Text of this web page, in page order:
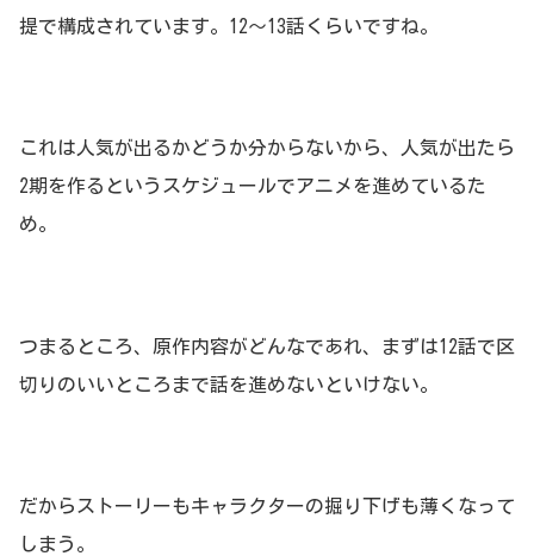
提で構成されています。12～13話くらいですね。
これは人気が出るかどうか分からないから、人気が出たら
2期を作るというスケジュールでアニメを進めているた
め。
つまるところ、原作内容がどんなであれ、まずは12話で区
切りのいいところまで話を進めないといけない。
だからストーリーもキャラクターの掘り下げも薄くなって
しまう。